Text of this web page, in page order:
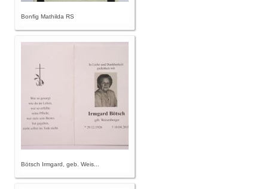
Bonfig Mathilda RS
Bötsch Irmgard, geb. Weis...